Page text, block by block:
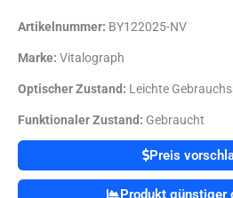
Artikelnummer: BY122025-NV
Marke: Vitalograph
Optischer Zustand: Leichte
Funktionaler Zustand: Gebraucht
Preis
Produkt günstiger